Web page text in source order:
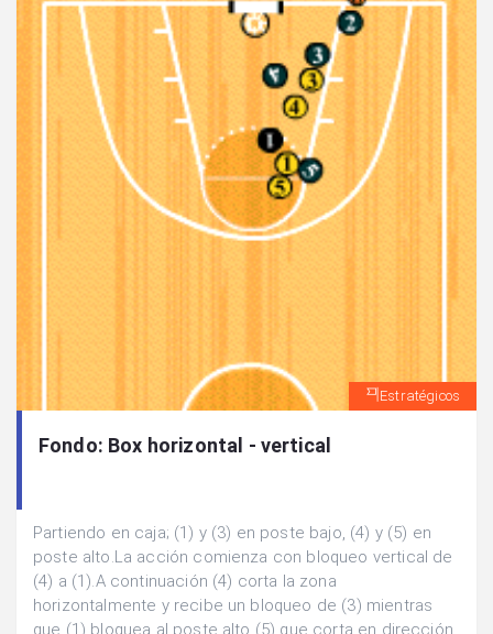
Estratégicos
Fondo: Box horizontal - vertical
Partiendo en caja; (1) y (3) en poste bajo, (4) y (5) en
poste alto.La acción comienza con bloqueo vertical de
(4) a (1).A continuación (4) corta la zona
horizontalmente y recibe un bloqueo de (3) mientras
que (1) bloquea al poste alto (5) que corta en dirección